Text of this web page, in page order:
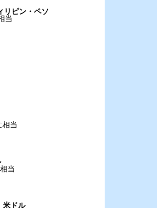
リピン・ペソ
当
相当
当
米ドル